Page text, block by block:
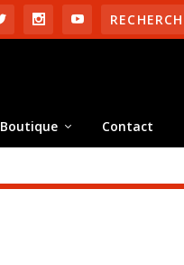
Boutique Contact